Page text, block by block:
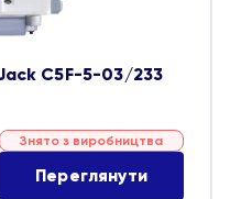
C5F-5-03/233
Знято з виробництва
Переглянути